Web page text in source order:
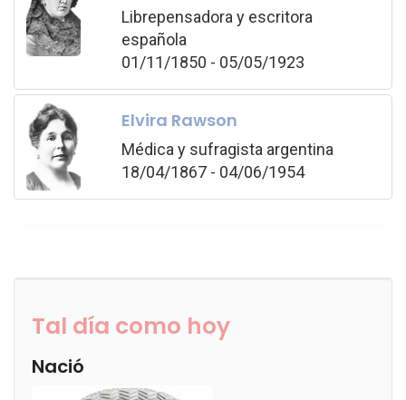
Librepensadora y escritora
española
01/11/1850 - 05/05/1923
Elvira Rawson
Médica y sufragista argentina
18/04/1867 - 04/06/1954
Tal día como hoy
Nació